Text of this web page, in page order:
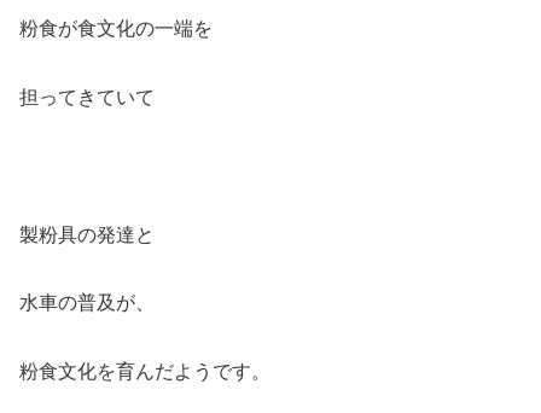
粉食が食文化の一端を
担ってきていて
製粉具の発達と
水車の普及が、
粉食文化を育んだようです。